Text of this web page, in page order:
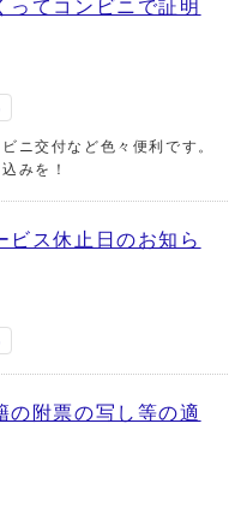
ってコンビニで証明
ニ交付など色々便利です。
みを！
ビス休止日のお知ら
の附票の写し等の適